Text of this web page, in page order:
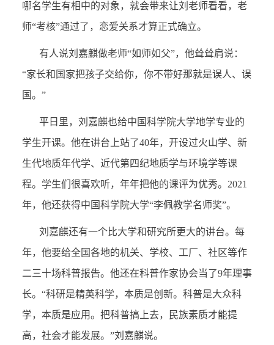
哪名学生有相中的对象，就会带来让刘老师看看，老
师“考核”通过了，恋爱关系才算正式确立。
有人说刘嘉麒做老师“如师如父”，他耸耸肩说：
“家长和国家把孩子交给你，你不带好那就是误人、误
国。”
平日里，刘嘉麒也给中国科学院大学地学专业的
学生开课。他在讲台上站了40年，开设过火山学、新
生代地质年代学、近代第四纪地质学与环境学等课
程。学生们很喜欢听，年年把他的课评为优秀。2021
年，他还获得中国科学院大学“李佩教学名师奖”。
刘嘉麒还有一个比大学和研究所更大的讲台。每
年，他要给全国各地的机关、学校、工厂、社区等作
二三十场科普报告。他还在科普作家协会当了9年理事
长。“科研是精英科学，本质是创新。科普是大众科
学，本质是应用。把科普搞上去，民族素质才能提
高，社会才能发展。”刘嘉麒说。